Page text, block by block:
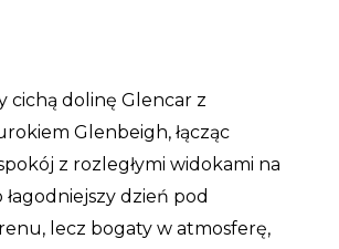
cichą dolinę Glencar z
Glenbeigh, łącząc
z rozległymi widokami na
dzień pod
lecz bogaty w atmosferę,